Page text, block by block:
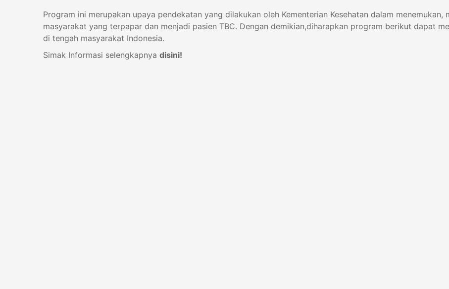
Program ini merupakan upaya pendekatan yang dilakukan oleh Kementerian Kesehatan dalam
masyarakat yang terpapar dan menjadi pasien TBC. Dengan demikian,diharapkan program berikut dapat
di tengah masyarakat Indonesia.
Simak Informasi selengkapnya disini!